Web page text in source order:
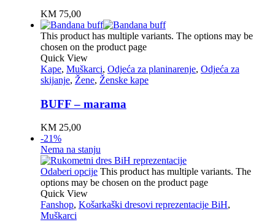
KM75,00
This product has multiple variants. The options may be
chosen on the product page
Quick View
Kape, Muškarci, Odjeća za planinarenje, Odjeća za
skijanje, Žene, Ženske kape
BUFF – marama
KM25,00
-21%
Nema na stanju
Odaberi opcije This product has multiple variants. The
options may be chosen on the product page
Quick View
Fanshop, Košarkaški dresovi reprezentacije BiH,
Muškarci